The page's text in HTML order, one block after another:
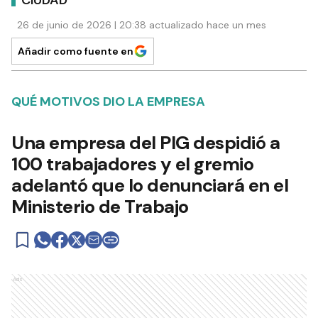
26 de junio de 2026 | 20:38 actualizado hace un mes
Añadir como fuente en
QUÉ MOTIVOS DIO LA EMPRESA
Una empresa del PIG despidió a
100 trabajadores y el gremio
adelantó que lo denunciará en el
Ministerio de Trabajo
Ads